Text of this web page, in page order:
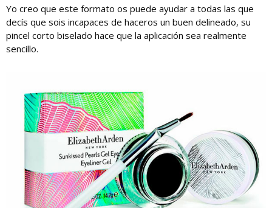
Yo creo que este formato os puede ayudar a todas las que
decís que sois incapaces de haceros un buen delineado, su
pincel corto biselado hace que la aplicación sea realmente
sencillo.